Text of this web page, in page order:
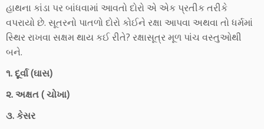
હાથના કાંડા પર બાંધવામાં આવતો દોરો એ એક પ્રતીક તરીકે
વપરાયો છે. સૂતરનો પાતળો દોરો કોઈને રક્ષા આપવા અથવા તો ધર્મમાં
સ્થિર રાખવા સક્ષમ થાય કઈ રીતે? રક્ષાસૂત્ર મૂળ પાંચ વસ્તુઓથી
બને.
૧. દૂર્વા (ઘાસ)
૨. અક્ષત ( ચોખા)
૩. કેસર